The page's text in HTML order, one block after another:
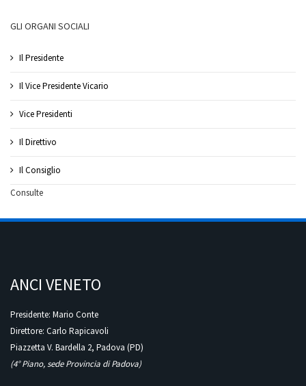
GLI ORGANI SOCIALI
Il Presidente
Il Vice Presidente Vicario
Vice Presidenti
Il Direttivo
Il Consiglio
Consulte
ANCI VENETO
Presidente: Mario Conte
Direttore: Carlo Rapicavoli
Piazzetta V. Bardella 2, Padova (PD)
(4° Piano, sede Provincia di Padova)